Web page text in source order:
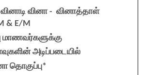
வினாடி வினா - வினாத்தாள்
& E/M
மாணவர்களுக்கு
அடிப்படையில்
தொகுப்பு*